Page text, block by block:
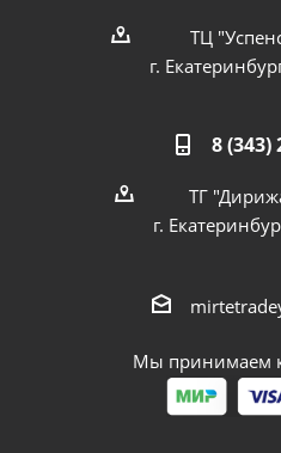
ТЦ
г.
8 (343)
ТГ
г.
Мы принимаем